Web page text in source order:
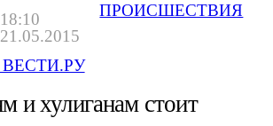
18:10
21.05.2015
ПРОИСШЕСТВИЯ
и хулиганам стоит